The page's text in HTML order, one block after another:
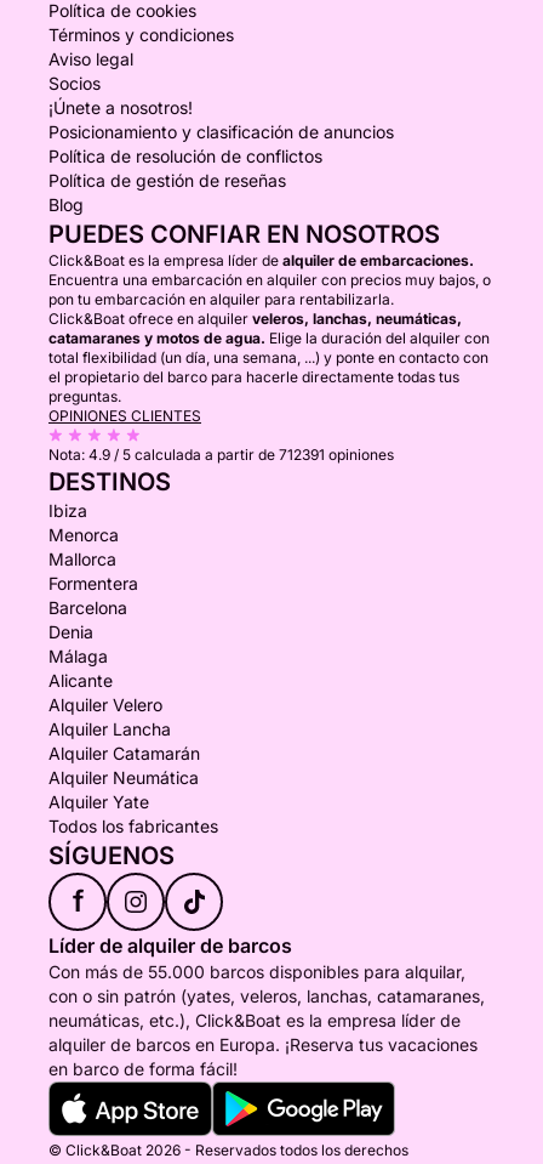
Política de cookies
Términos y condiciones
Aviso legal
Socios
¡Únete a nosotros!
Posicionamiento y clasificación de anuncios
Política de resolución de conflictos
Política de gestión de reseñas
Blog
PUEDES CONFIAR EN NOSOTROS
Click&Boat es la empresa líder de alquiler de embarcaciones.
Encuentra una embarcación en alquiler con precios muy bajos, o
pon tu embarcación en alquiler para rentabilizarla.
Click&Boat ofrece en alquiler veleros, lanchas, neumáticas,
catamaranes y motos de agua. Elige la duración del alquiler con
total flexibilidad (un día, una semana, ...) y ponte en contacto con
el propietario del barco para hacerle directamente todas tus
preguntas.
OPINIONES CLIENTES
Nota: 4.9 / 5 calculada a partir de 712391 opiniones
DESTINOS
Ibiza
Menorca
Mallorca
Formentera
Barcelona
Denia
Málaga
Alicante
Alquiler Velero
Alquiler Lancha
Alquiler Catamarán
Alquiler Neumática
Alquiler Yate
Todos los fabricantes
SÍGUENOS
f
Líder de alquiler de barcos
Con más de 55.000 barcos disponibles para alquilar,
con o sin patrón (yates, veleros, lanchas, catamaranes,
neumáticas, etc.), Click&Boat es la empresa líder de
alquiler de barcos en Europa. ¡Reserva tus vacaciones
en barco de forma fácil!
© Click&Boat 2026 - Reservados todos los derechos